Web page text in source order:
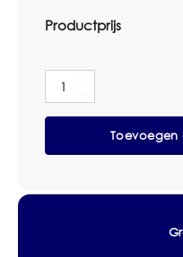
Bestelt u dit artikel in
Omnimar voor
maatwerkofferte. We
juiste artikel, het
voorraadbeheer en
Type:
Productprijs
Mini
Jumbo
Toiletroldispenser
aantal